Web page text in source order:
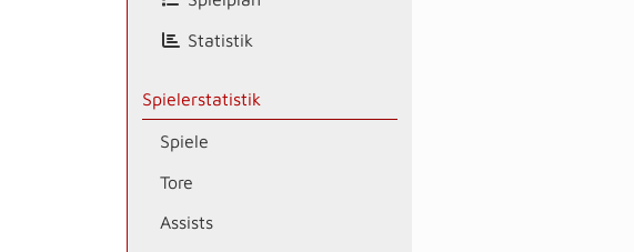
Statistik
Spielerstatistik
Spiele
Tore
Assists